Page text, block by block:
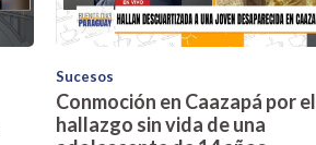
Sucesos
Conmoción en Caazapá por el
hallazgo sin vida de una